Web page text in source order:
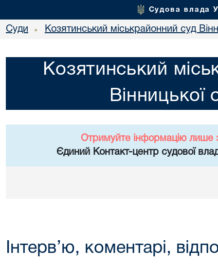
Судова влада
Суди • Козятинський міськрайонний суд
Козятинський
Вінницької
Отримуйте інформацію лише
Єдиний Контакт-центр судової
Інтерв’ю, коментарі,